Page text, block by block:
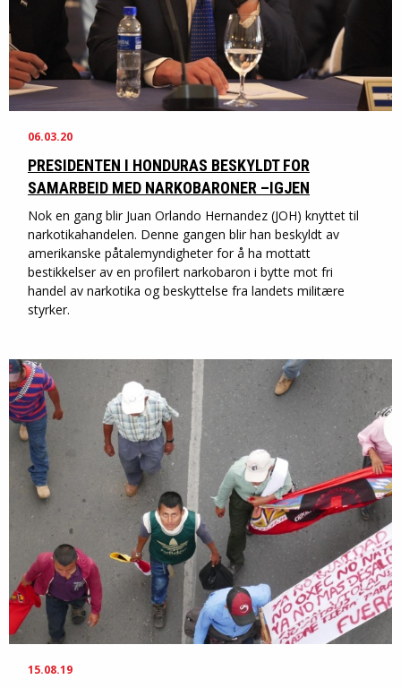
06.03.20
PRESIDENTEN I HONDURAS BESKYLDT FOR
SAMARBEID MED NARKOBARONER –IGJEN
Nok en gang blir Juan Orlando Hernandez (JOH) knyttet til
narkotikahandelen. Denne gangen blir han beskyldt av
amerikanske påtalemyndigheter for å ha mottatt
bestikkelser av en profilert narkobaron i bytte mot fri
handel av narkotika og beskyttelse fra landets militære
styrker.
15.08.19